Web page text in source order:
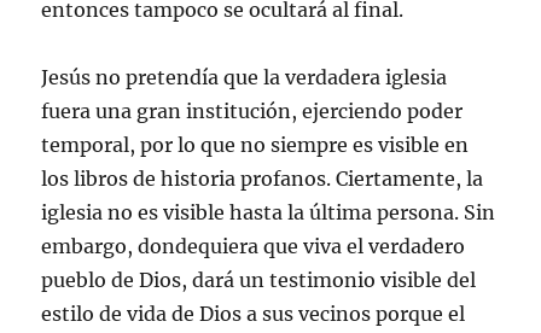
entonces tampoco se ocultará al final.
Jesús no pretendía que la verdadera iglesia
fuera una gran institución, ejerciendo poder
temporal, por lo que no siempre es visible en
los libros de historia profanos. Ciertamente, la
iglesia no es visible hasta la última persona. Sin
embargo, dondequiera que viva el verdadero
pueblo de Dios, dará un testimonio visible del
estilo de vida de Dios a sus vecinos porque el